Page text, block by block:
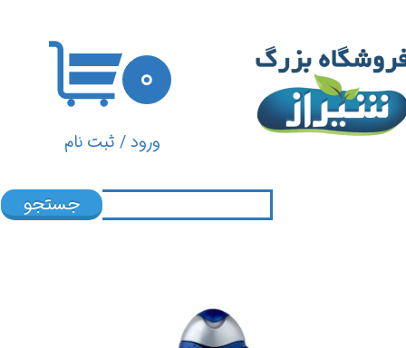
ورود/ ثبت نام
تغییر گذر واژه
سفارشات
۰
جستجو